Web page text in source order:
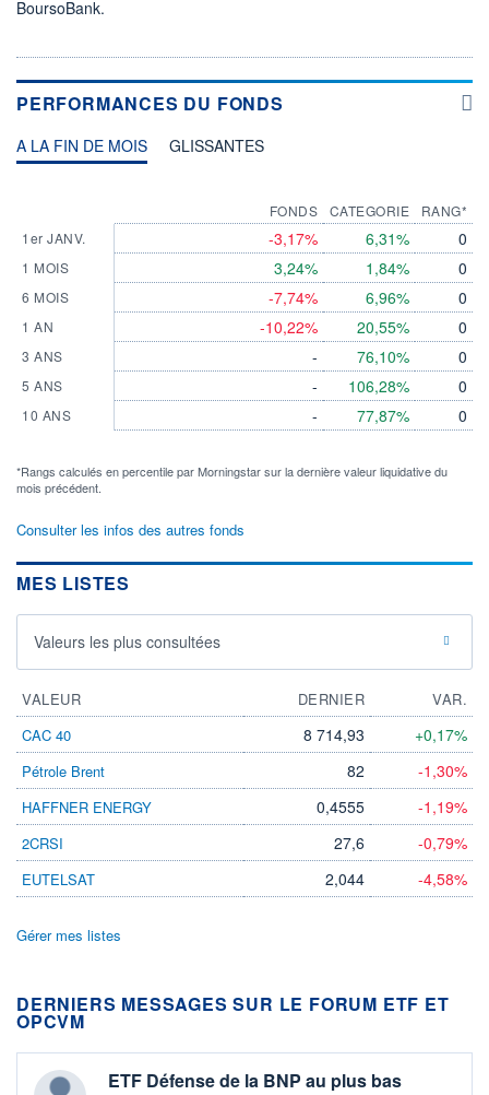
BoursoBank.
PERFORMANCES DU FONDS
A LA FIN DE MOIS GLISSANTES
1er JANV.
1 MOIS
6 MOIS
1 AN
3 ANS
5 ANS
10 ANS
FONDS
-3,17%
3,24%
-7,74%
-10,22%
-
-
-
CATEGORIE
6,31%
1,84%
6,96%
20,55%
76,10%
106,28%
77,87%
RANG*
0
0
0
0
0
0
0
*Rangs calculés en percentile par Morningstar sur la dernière valeur liquidative du
mois précédent.
Consulter les infos des autres fonds
MES LISTES
Valeurs les plus consultées
VALEUR DERNIER
VAR.
CAC 40
8 714,93 +0,17%
Pétrole Brent 82 -1,30%
HAFFNER ENERGY 0,4555 -1,19%
2CRSI 27,6 -0,79%
EUTELSAT 2,044 -4,58%
Gérer mes listes
DERNIERS MESSAGES SUR LE FORUM ETF ET
OPCVM
ETF Défense de la BNP au plus bas